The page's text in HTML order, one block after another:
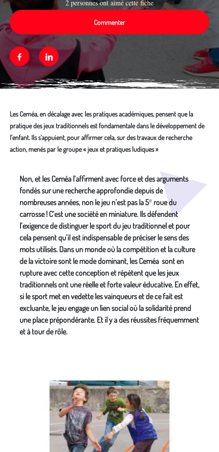
2 personnes ont aimé cette fiche
Commenter
FacebookLinkedin
Les Ceméa, en décalage avec les pratiques académiques, pensent que la
pratique des jeux traditionnels est fondamentale dans le développement de
l’enfant. Ils s’appuient, pour affirmer cela, sur des travaux de recherche
action, menés par le groupe « jeux et pratiques ludiques »
Non, et les Ceméa l’affirment avec force et des arguments
fondés sur une recherche approfondie depuis de
nombreuses années, non le jeu n’est pas la 5e roue du
carrosse ! C’est une société en miniature. Ils défendent
l’exigence de distinguer le sport du jeu traditionnel et pour
cela pensent qu’il est indispensable de préciser le sens des
mots utilisés. Dans un monde où la compétition et la culture
de la victoire sont le mode dominant, les Ceméa sont en
rupture avec cette conception et répètent que les jeux
traditionnels ont une réelle et forte valeur éducative. En effet,
si le sport met en vedette les vainqueurs et de ce fait est
excluante, le jeu engage un lien social où la solidarité prend
une place prépondérante. Et il y a des réussites fréquemment
et à tour de rôle.